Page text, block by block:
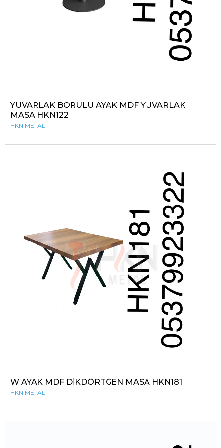
YUVARLAK BORULU AYAK MDF YUVARLAK
MASA HKN122
HKN METAL
W AYAK MDF DİKDÖRTGEN MASA HKN181
HKN METAL